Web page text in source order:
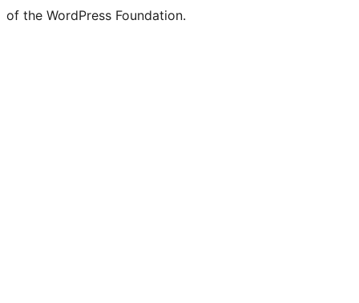
of the WordPress Foundation.